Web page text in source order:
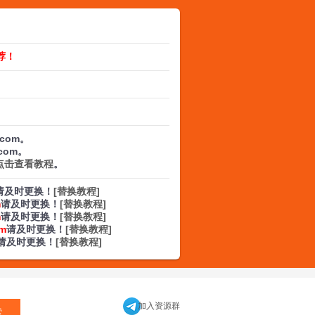
！
。
。
击查看教程。
及时更换！ [替换教程]
请及时更换！ [替换教程]
请及时更换！ [替换教程]
请及时更换！ [替换教程]
及时更换！ [替换教程]
加入资源群